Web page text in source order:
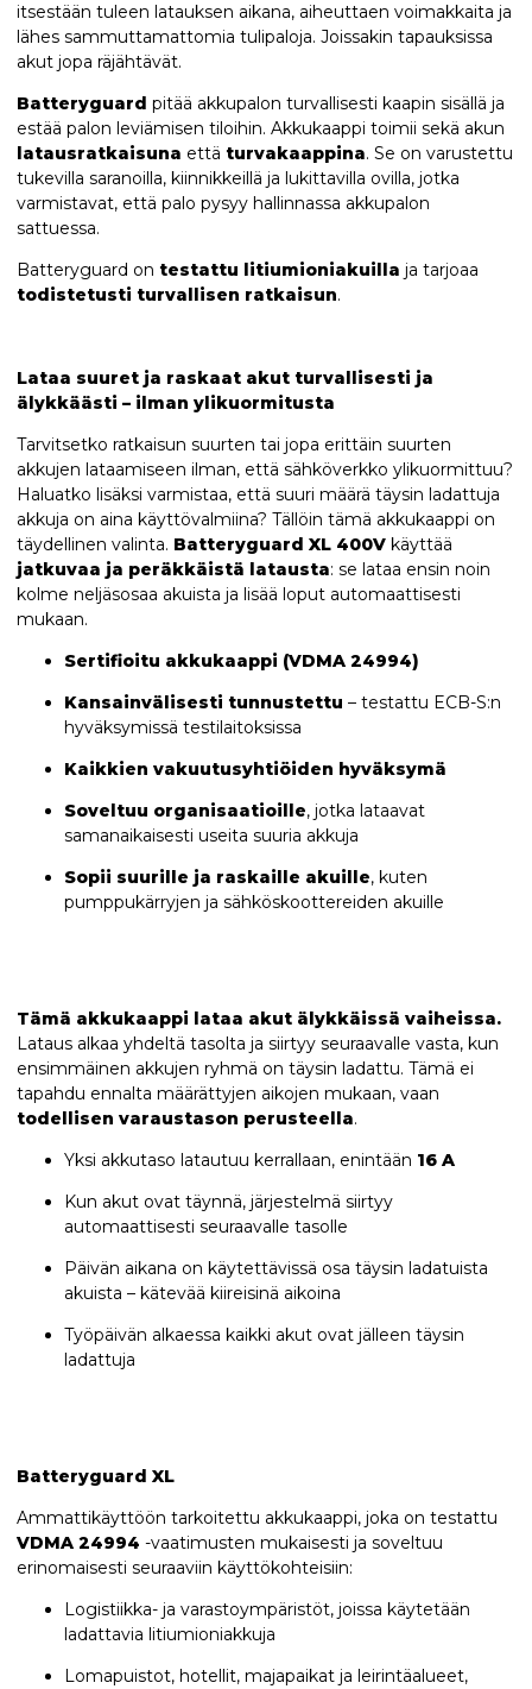
itsestään tuleen latauksen aikana, aiheuttaen voimakkaita ja
lähes sammuttamattomia tulipaloja. Joissakin tapauksissa
akut jopa räjähtävät.
Batteryguard pitää akkupalon turvallisesti kaapin sisällä ja
estää palon leviämisen tiloihin. Akkukaappi toimii sekä akun
latausratkaisuna että turvakaappina. Se on varustettu
tukevilla saranoilla, kiinnikkeillä ja lukittavilla ovilla, jotka
varmistavat, että palo pysyy hallinnassa akkupalon
sattuessa.
Batteryguard on testattu litiumioniakuilla ja tarjoaa
todistetusti turvallisen ratkaisun.
Lataa suuret ja raskaat akut turvallisesti ja
älykkäästi – ilman ylikuormitusta
Tarvitsetko ratkaisun suurten tai jopa erittäin suurten
akkujen lataamiseen ilman, että sähköverkko ylikuormittuu?
Haluatko lisäksi varmistaa, että suuri määrä täysin ladattuja
akkuja on aina käyttövalmiina? Tällöin tämä akkukaappi on
täydellinen valinta. Batteryguard XL 400Vkäyttää
jatkuvaa ja peräkkäistä latausta: se lataa ensin noin
kolme neljäsosaa akuista ja lisää loput automaattisesti
mukaan.
Sertifioitu akkukaappi (VDMA 24994)
Kansainvälisesti tunnustettu – testattu ECB-S:n
hyväksymissä testilaitoksissa
Kaikkien vakuutusyhtiöiden hyväksymä
Soveltuu organisaatioille, jotka lataavat
samanaikaisesti useita suuria akkuja
Sopii suurille ja raskaille akuille, kuten
pumppukärryjen ja sähköskoottereiden akuille
Tämä akkukaappi lataa akut älykkäissä vaiheissa.
Lataus alkaa yhdeltä tasolta ja siirtyy seuraavalle vasta, kun
ensimmäinen akkujen ryhmä on täysin ladattu. Tämä ei
tapahdu ennalta määrättyjen aikojen mukaan, vaan
todellisen varaustason perusteella.
Yksi akkutaso latautuu kerrallaan, enintään 16 A
Kun akut ovat täynnä, järjestelmä siirtyy
automaattisesti seuraavalle tasolle
Päivän aikana on käytettävissä osa täysin ladatuista
akuista – kätevää kiireisinä aikoina
Työpäivän alkaessa kaikki akut ovat jälleen täysin
ladattuja
Batteryguard XL
Ammattikäyttöön tarkoitettu akkukaappi, joka on testattu
VDMA 24994 -vaatimusten mukaisesti ja soveltuu
erinomaisesti seuraaviin käyttökohteisiin:
Logistiikka- ja varastoympäristöt, joissa käytetään
ladattavia litiumioniakkuja
Lomapuistot, hotellit, majapaikat ja leirintäalueet,